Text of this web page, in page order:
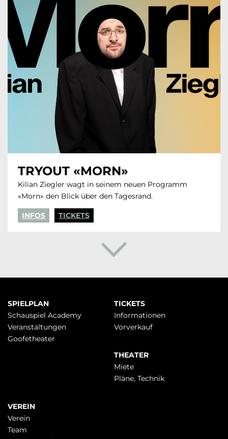
TRYOUT «MORN»
Kilian Ziegler wagt in seinem neuen Programm
«Morn» den Blick über den Tagesrand.
INFOS TICKETS
Navigation
überspringen
SPIELPLAN
Schauspiel Academy
Veranstaltungen
Goofetheater
TICKETS
Infor­mationen
Vorverkauf
THEATER
Miete
Pläne, Technik
VEREIN
Verein
Team